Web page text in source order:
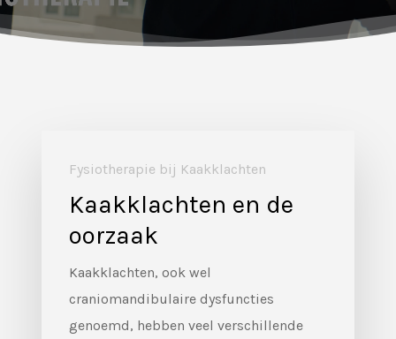
Fysiotherapie bij Kaakklachten
Kaakklachten en de
oorzaak
Kaakklachten, ook wel
craniomandibulaire dysfuncties
genoemd, hebben veel verschillende